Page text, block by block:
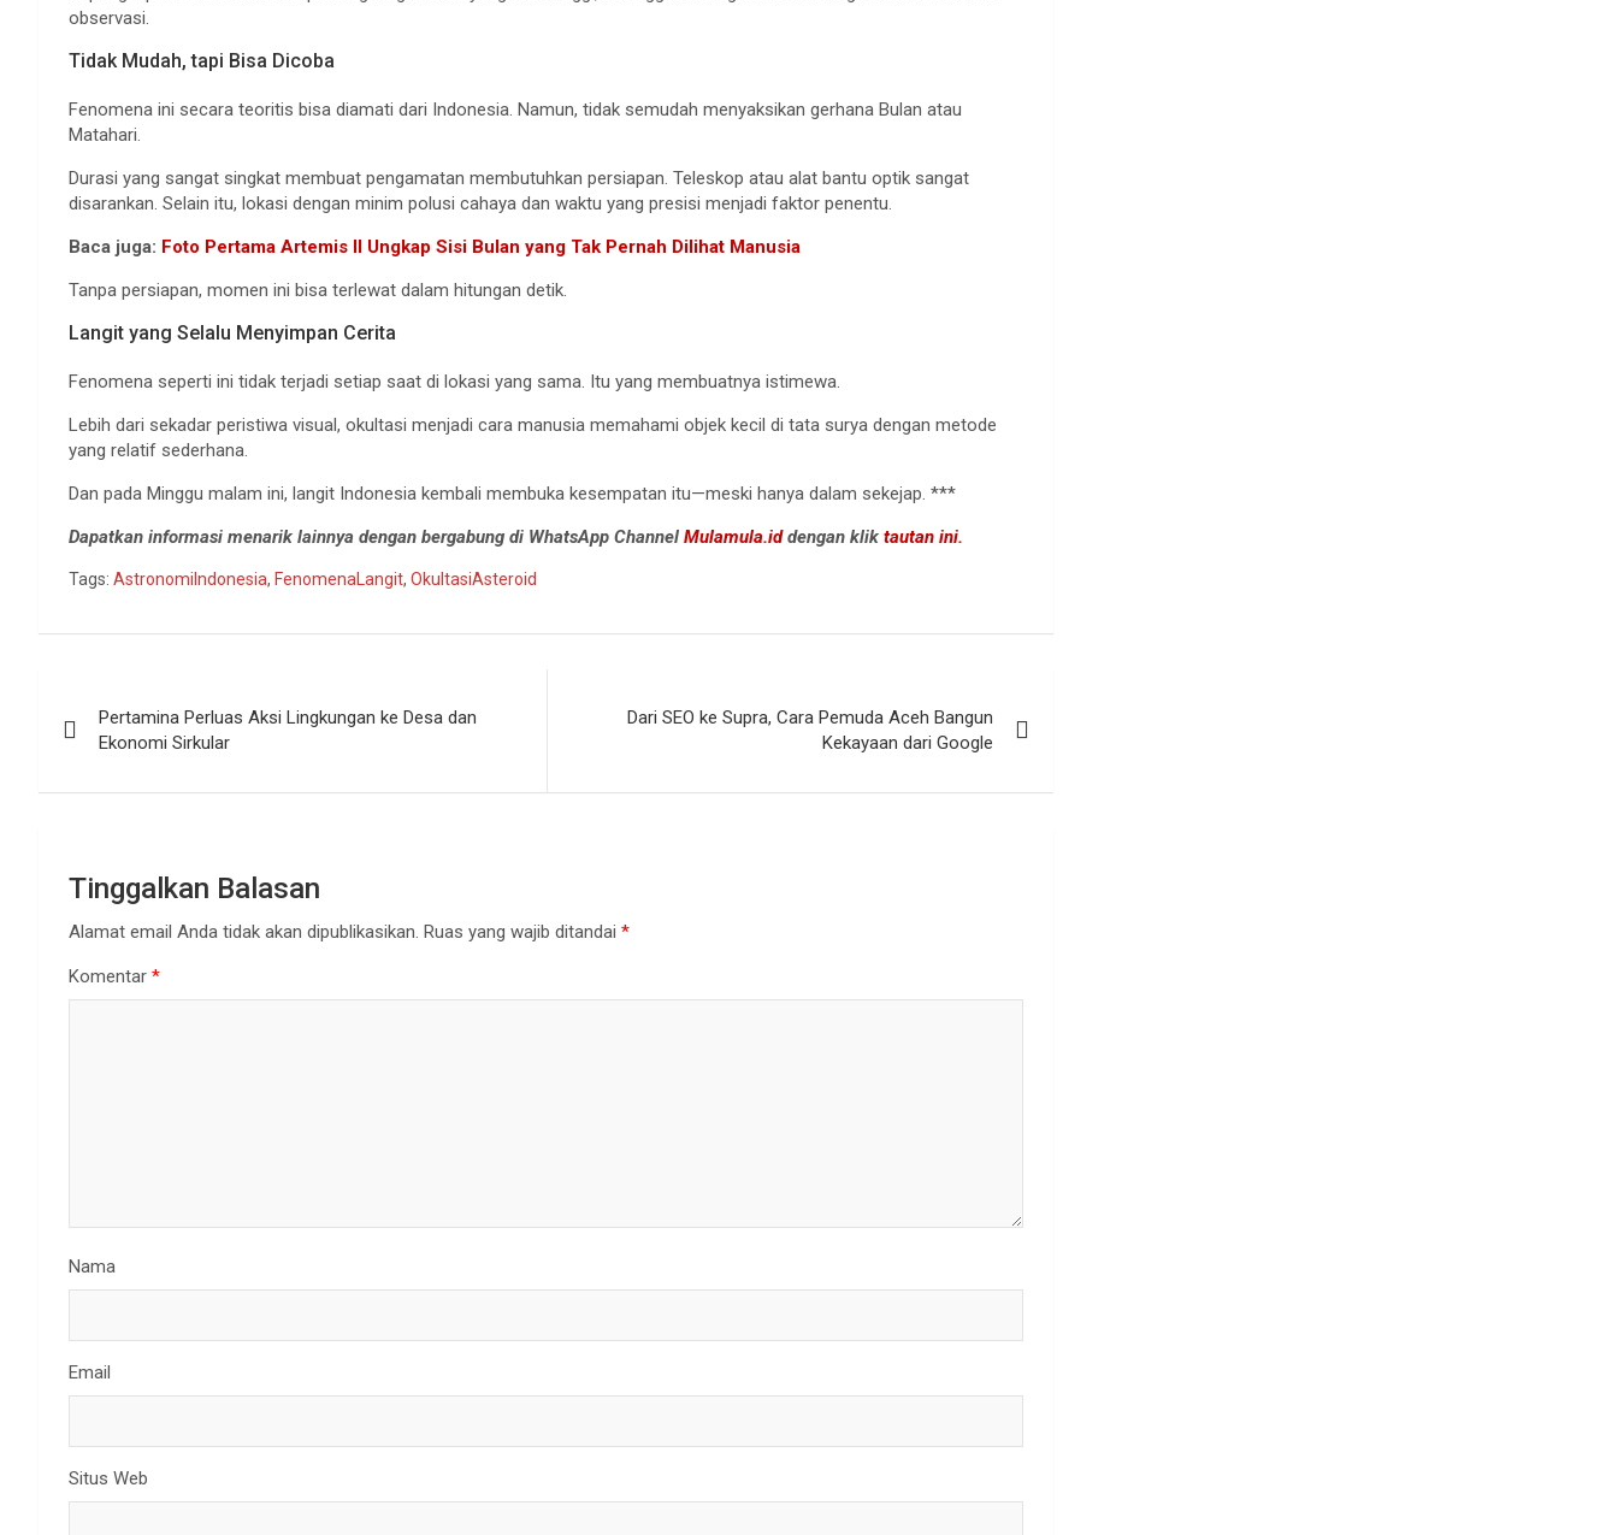
observasi.
Tidak Mudah, tapi Bisa Dicoba
Fenomena ini secara teoritis bisa diamati dari Indonesia. Namun, tidak semudah menyaksikan gerhana Bulan atau
Matahari.
Durasi yang sangat singkat membuat pengamatan membutuhkan persiapan. Teleskop atau alat bantu optik sangat
disarankan. Selain itu, lokasi dengan minim polusi cahaya dan waktu yang presisi menjadi faktor penentu.
Baca juga: Foto Pertama Artemis II Ungkap Sisi Bulan yang Tak Pernah Dilihat Manusia
Tanpa persiapan, momen ini bisa terlewat dalam hitungan detik.
Langit yang Selalu Menyimpan Cerita
Fenomena seperti ini tidak terjadi setiap saat di lokasi yang sama. Itu yang membuatnya istimewa.
Lebih dari sekadar peristiwa visual, okultasi menjadi cara manusia memahami objek kecil di tata surya dengan metode
yang relatif sederhana.
Dan pada Minggu malam ini, langit Indonesia kembali membuka kesempatan itu—meski hanya dalam sekejap. ***
Dapatkan informasi menarik lainnya dengan bergabung di WhatsApp Channel Mulamula.iddengan klik tautan ini.
Tags: AstronomiIndonesia, FenomenaLangit, OkultasiAsteroid
pos
Pertamina Perluas Aksi Lingkungan ke Desa dan
Ekonomi Sirkular
Dari SEO ke Supra, Cara Pemuda Aceh Bangun
Kekayaan dari Google
Tinggalkan Balasan
Alamat email Anda tidak akan dipublikasikan. Ruas yang wajib ditandai *
Komentar *
Nama
Email
Situs Web